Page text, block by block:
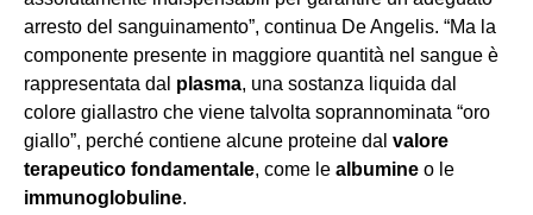
arresto del sanguinamento”, continua De Angelis. “Ma la
componente presente in maggiore quantità nel sangue è
rappresentata dal plasma, una sostanza liquida dal
colore giallastro che viene talvolta soprannominata “oro
giallo”, perché contiene alcune proteine dal valore
terapeutico fondamentale, come le albumine o le
immunoglobuline.